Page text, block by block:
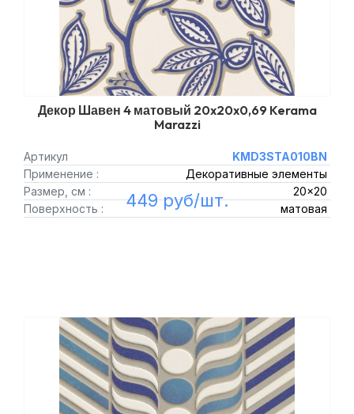
Декор Шавен 4 матовый 20x20x0,69 Kerama
Marazzi
Артикул
KMD3STA010BN
Применение :
Декоративные элементы
Размер, см :
20x20
Поверхность :
матовая
449 руб/шт.